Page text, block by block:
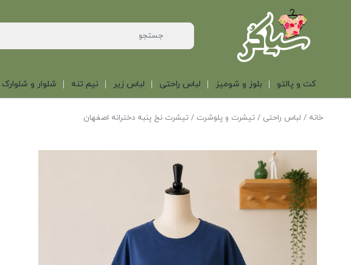
کت و پالتو بلوز و شومیز لباس راحتی لباس زیر نیم تنه شلوار و شلوارک
خانه / لباس راحتی /تیشرت و پلوشرت / تیشرت نخ پنبه دخترانه اصفهان